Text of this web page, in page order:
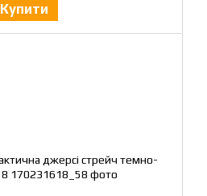
Купити